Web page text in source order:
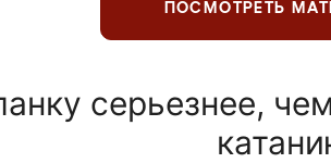
ПОСМОТРЕТЬ
серьезнее,